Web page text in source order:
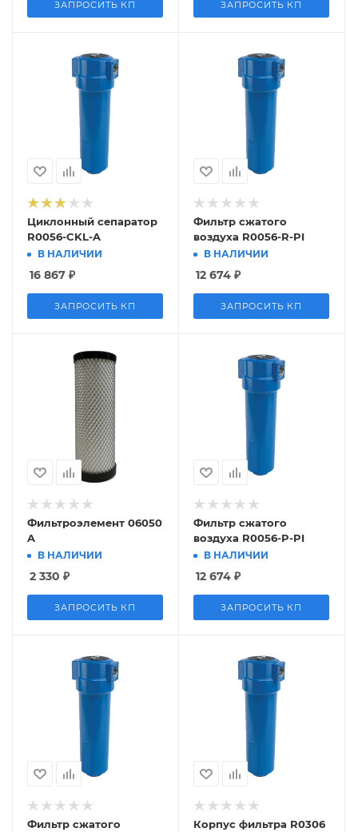
ЗАПРОСИТЬ КП ЗАПРОСИТЬ КП
Циклонный сепаратор
R0056-CKL-A
В НАЛИЧИИ
16 867 ₽
ЗАПРОСИТЬ КП
Фильтр сжатого
воздуха R0056-R-PI
В НАЛИЧИИ
12 674 ₽
ЗАПРОСИТЬ КП
Фильтроэлемент 06050
A
В НАЛИЧИИ
2 330 ₽
ЗАПРОСИТЬ КП
Фильтр сжатого
воздуха R0056-P-PI
В НАЛИЧИИ
12 674 ₽
ЗАПРОСИТЬ КП
Фильтр сжатого
Корпус фильтра R0306